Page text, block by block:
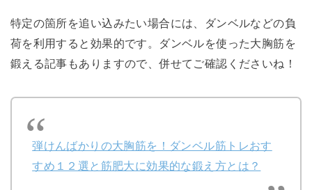
特定の箇所を追い込みたい場合には、ダンベルなどの負
荷を利用すると効果的です。ダンベルを使った大胸筋を
鍛える記事もありますので、併せてご確認くださいね！
弾けんばかりの大胸筋を！ダンベル筋トレおす
すめ１２選と筋肥大に効果的な鍛え方とは？